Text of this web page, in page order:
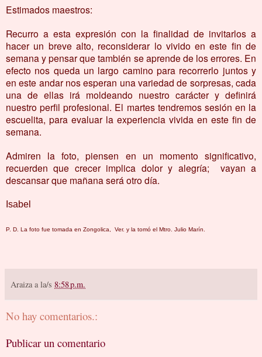
Estimados maestros:
Recurro a esta expresión con la finalidad de invitarlos a
hacer un breve alto, reconsiderar lo vivido en este fin de
semana y pensar que también se aprende de los errores. En
efecto nos queda un largo camino para recorrerlo juntos y
en este andar nos esperan una variedad de sorpresas, cada
una de ellas irá moldeando nuestro carácter y definirá
nuestro perfil profesional. El martes tendremos sesión en la
escuelita, para evaluar la experiencia vivida en este fin de
semana.
Admiren la foto, piensen en un momento significativo,
recuerden que crecer implica dolor y alegría; vayan a
descansar que mañana será otro día.
Isabel
P. D. La foto fue tomada en Zongolica, Ver. y la tomó el Mtro. Julio Marín.
Araiza a la/s 8:58 p.m.
No hay comentarios.:
Publicar un comentario